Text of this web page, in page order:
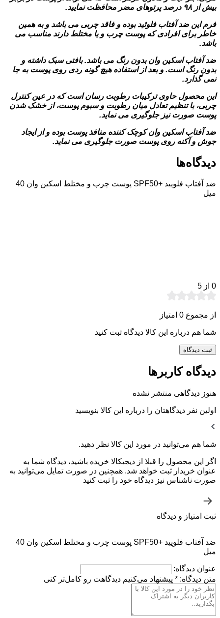
بیش از ۹۸ درصد پرتوهای مضر محافظت نمایید.
فرم این ضد آفتاب فلوئید بوده و فاقد چربی می باشد و به همین
خاطر برای افرادی که پوست چرب و یا مختلط دارند مناسب می
باشد.
ضد آفتاب اسکین وان بدون رنگ می باشد. بافتی سبک داشته و
بدون رنگ است. و بعد از استفاده هیچ گونه ردی روی پوست به جا
نمی گذارد.
این محصول حاوی ترکیبات رطوبت رسان است که در عین کنترل
چربی، با تنظیم تعادل میان رطوبت و سبوم پوست، از خشک شدن
پوست صورت نیز جلوگیری می نماید.
ضد آفتاب اسکین وان کوچک کننده منافذ پوست بوده و از ایجاد
جوش و آکنه روی پوست صورت جلوگیری می نماید.
دیدگاه‌ها
ضد آفتاب فلویید +SPF50 پوست چرب و مختلط اسکین وان 40
میل
0 از 5
از مجموع 0 امتیاز
شما هم درباره این کالا دیدگاه ثبت کنید
ثبت دیدگاه
دیدگاه کاربرها
هنوز دیدگاهی منتشر نشده
اولین نفر دیدگاهتان را درباره این کالا بنویسید
شما هم می‌توانید در مورد این کالا نظر دهید.
اگر این محصول را قبلا از دیجیکالا خریده باشید، دیدگاه شما به
عنوان خریدار ثبت خواهد شد. همچنین در صورت تمایل می‌توانید به
صورت ناشناس نیز دیدگاه خود را ثبت کنید
ثبت امتیاز و دیدگاه
ضد آفتاب فلویید +SPF50 پوست چرب و مختلط اسکین وان 40
میل
عنوان دیدگاه:
متن دیدگاه: * پیشنهاد می‌کنیم دیدگاهت رو کامل‌تر کنی